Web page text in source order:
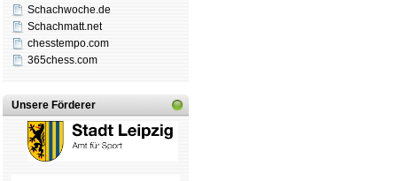
Schachwoche.de
Schachmatt.net
chesstempo.com
365chess.com
Unsere Förderer